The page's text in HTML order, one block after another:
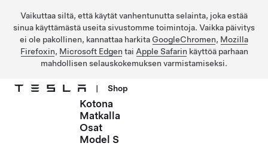
Vaikuttaa siltä, että käytät vanhentunutta selainta, joka estää
sinua käyttämästä useita sivustomme toimintoja. Vaikka päivitys
ei ole pakollinen, kannattaa harkita GoogleChromen, Mozilla
Firefoxin, Microsoft Edgen tai Apple Safarin käyttöä parhaan
mahdollisen selauskokemuksen varmistamiseksi.
| Shop
Kotona
Matkalla
Osat
Model S